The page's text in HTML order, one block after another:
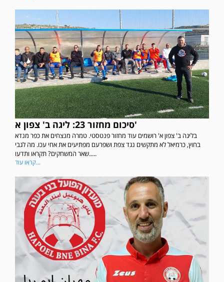
סיכום מחזור 23: ליגה ב' צפון א'
בליגה ב' צפון א' רושמים עוד מחזור פנטסטי. טמרה מנצחים את כפר מנדא
בחוץ, כרמיאל לא מתקשים נגד צפת ושפרעם מפתיעים את אחי עכו. מה לגבי
שאר המשחקים? תקראו ותדעו.....
קראו עוד...